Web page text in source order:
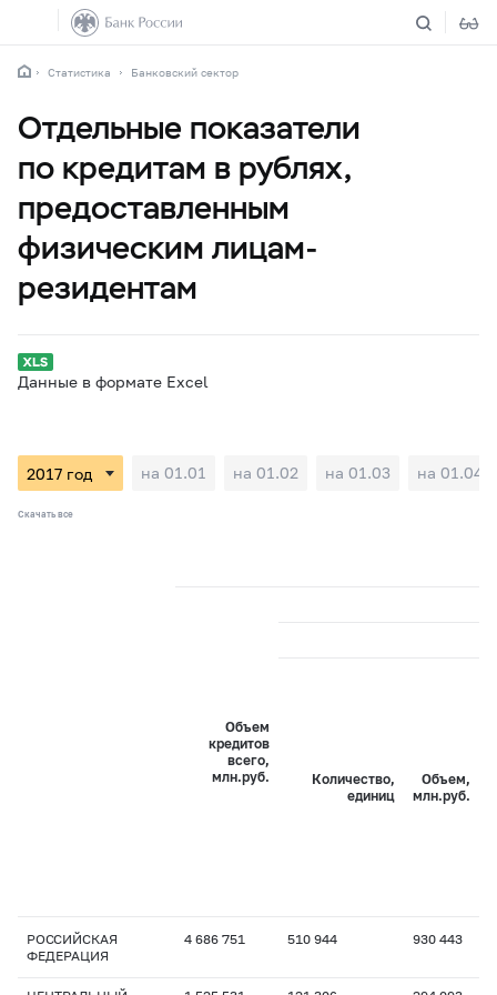
Статистика Банковский сектор
Отдельные показатели
по кредитам в рублях,
предоставленным
физическим лицам-
резидентам
Данные в формате Excel
на 01.01 на 01.02 на 01.03 на 01.04
Скачать все
Объем
кредитов
всего,
млн.руб.
Количество,
единиц
Объем,
млн.руб.
РОССИЙСКАЯ
ФЕДЕРАЦИЯ
4 686 751 510 944 930 443